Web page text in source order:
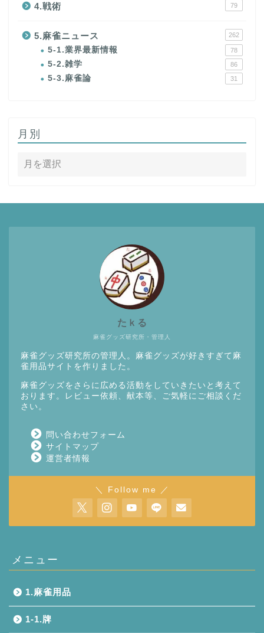
4.戦術 79
5.麻雀ニュース 262
5-1.業界最新情報 78
5-2.雑学 86
5-3.麻雀論 31
月別
麻雀グッズ研究所・管理人
たｋる
麻雀グッズ研究所の管理人。麻雀グッズが好きすぎて麻
雀用品サイトを作りました。
麻雀グッズをさらに広める活動をしていきたいと考えて
おります。レビュー依頼、献本等、ご気軽にご相談くだ
さい。
問い合わせフォーム
サイトマップ
運営者情報
＼ Follow me ／
メニュー
1.麻雀用品
1-1.牌